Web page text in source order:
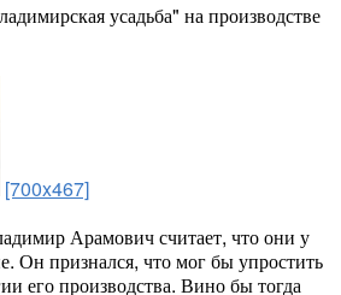
усадьба" на производстве
[700x467]
Арамович считает, что они у
Он признался, что мог бы упростить
его производства. Вино бы тогда